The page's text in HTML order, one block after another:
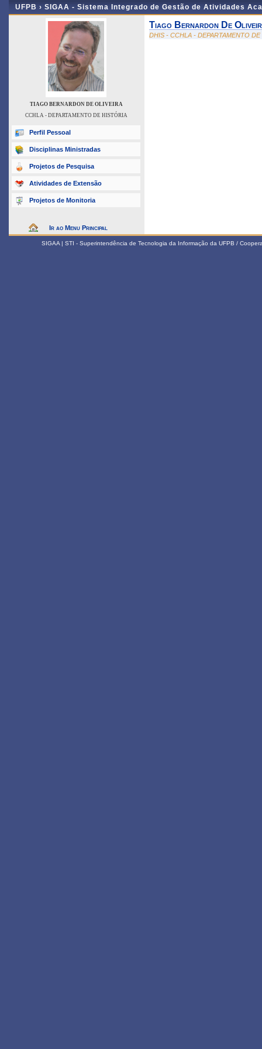
UFPB › SIGAA - Sistema Integrado de Gestão de Atividades
TIAGO BERNARDON DE OLIVEIRA
CCHLA - DEPARTAMENTO DE HISTÓRIA
Perfil Pessoal
Disciplinas Ministradas
Projetos de Pesquisa
Atividades de Extensão
Projetos de Monitoria
Ir ao Menu Principal
Tiago Bernardon De
DHIS - CCHLA - DEPARTAMENTO
SIGAA | STI - Superintendência de Tecnologia da Informação da UFPB /